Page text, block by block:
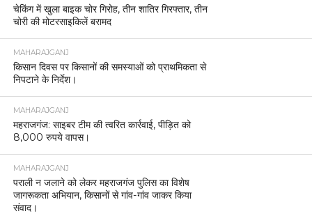
चेकिंग में खुला बाइक चोर गिरोह, तीन शातिर गिरफ्तार, तीन
चोरी की मोटरसाइकिलें बरामद
MAHARAJGANJ
किसान दिवस पर किसानों की समस्याओं को प्राथमिकता से
निपटाने के निर्देश।
MAHARAJGANJ
महराजगंज: साइबर टीम की त्वरित कार्रवाई, पीड़ित को
8,000 रुपये वापस।
MAHARAJGANJ
पराली न जलाने को लेकर महराजगंज पुलिस का विशेष
जागरूकता अभियान, किसानों से गांव-गांव जाकर किया
संवाद।